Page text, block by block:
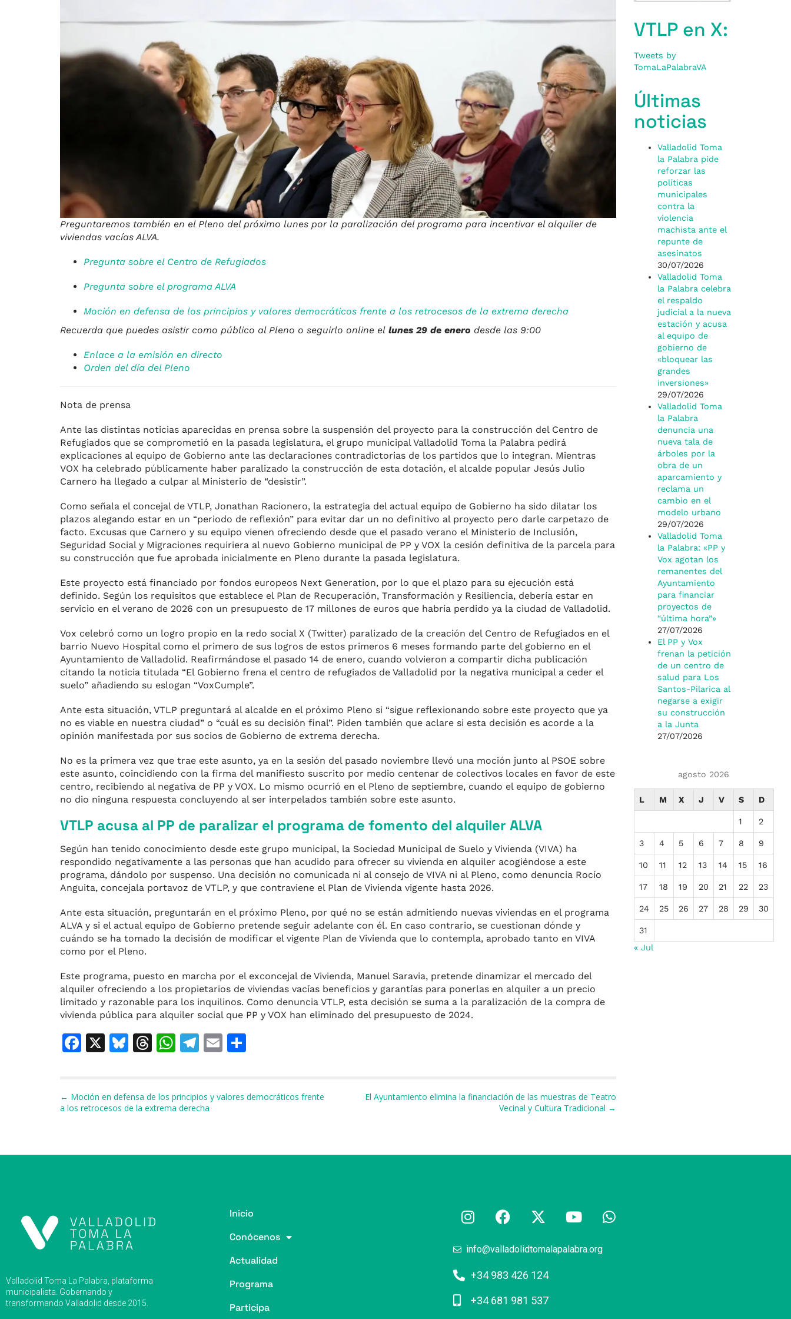
Preguntaremos también en el Pleno del próximo lunes por la paralización del programa para incentivar el alquiler de
viviendas vacías ALVA.
Pregunta sobre el Centro de Refugiados
Pregunta sobre el programa ALVA
Moción en defensa de los principios y valores democráticos frente a los retrocesos de la extrema derecha
Recuerda que puedes asistir como público al Pleno o seguirlo online el lunes 29 de enero desde las 9:00
Enlace a la emisión en directo
Orden del día del Pleno
Nota de prensa
Ante las distintas noticias aparecidas en prensa sobre la suspensión del proyecto para la construcción del Centro de
Refugiados que se comprometió en la pasada legislatura, el grupo municipal Valladolid Toma la Palabra pedirá
explicaciones al equipo de Gobierno ante las declaraciones contradictorias de los partidos que lo integran. Mientras
VOX ha celebrado públicamente haber paralizado la construcción de esta dotación, el alcalde popular Jesús Julio
Carnero ha llegado a culpar al Ministerio de “desistir”.
Como señala el concejal de VTLP, Jonathan Racionero, la estrategia del actual equipo de Gobierno ha sido dilatar los
plazos alegando estar en un “periodo de reflexión” para evitar dar un no definitivo al proyecto pero darle carpetazo de
facto. Excusas que Carnero y su equipo vienen ofreciendo desde que el pasado verano el Ministerio de Inclusión,
Seguridad Social y Migraciones requiriera al nuevo Gobierno municipal de PP y VOX la cesión definitiva de la parcela para
su construcción que fue aprobada inicialmente en Pleno durante la pasada legislatura.
Este proyecto está financiado por fondos europeos Next Generation, por lo que el plazo para su ejecución está
definido. Según los requisitos que establece el Plan de Recuperación, Transformación y Resiliencia, debería estar en
servicio en el verano de 2026 con un presupuesto de 17 millones de euros que habría perdido ya la ciudad de Valladolid.
Vox celebró como un logro propio en la redo social X (Twitter) paralizado de la creación del Centro de Refugiados en el
barrio Nuevo Hospital como el primero de sus logros de estos primeros 6 meses formando parte del gobierno en el
Ayuntamiento de Valladolid. Reafirmándose el pasado 14 de enero, cuando volvieron a compartir dicha publicación
citando la noticia titulada “El Gobierno frena el centro de refugiados de Valladolid por la negativa municipal a ceder el
suelo” añadiendo su eslogan “VoxCumple”.
Ante esta situación, VTLP preguntará al alcalde en el próximo Pleno si “sigue reflexionando sobre este proyecto que ya
no es viable en nuestra ciudad” o “cuál es su decisión final”. Piden también que aclare si esta decisión es acorde a la
opinión manifestada por sus socios de Gobierno de extrema derecha.
No es la primera vez que trae este asunto, ya en la sesión del pasado noviembre llevó una moción junto al PSOE sobre
este asunto, coincidiendo con la firma del manifiesto suscrito por medio centenar de colectivos locales en favor de este
centro, recibiendo al negativa de PP y VOX. Lo mismo ocurrió en el Pleno de septiembre, cuando el equipo de gobierno
no dio ninguna respuesta concluyendo al ser interpelados también sobre este asunto.
VTLP acusa al PP de paralizar el programa de fomento del alquiler ALVA
Según han tenido conocimiento desde este grupo municipal, la Sociedad Municipal de Suelo y Vivienda (VIVA) ha
respondido negativamente a las personas que han acudido para ofrecer su vivienda en alquiler acogiéndose a este
programa, dándolo por suspenso. Una decisión no comunicada ni al consejo de VIVA ni al Pleno, como denuncia Rocío
Anguita, concejala portavoz de VTLP, y que contraviene el Plan de Vivienda vigente hasta 2026.
Ante esta situación, preguntarán en el próximo Pleno, por qué no se están admitiendo nuevas viviendas en el programa
ALVA y si el actual equipo de Gobierno pretende seguir adelante con él. En caso contrario, se cuestionan dónde y
cuándo se ha tomado la decisión de modificar el vigente Plan de Vivienda que lo contempla, aprobado tanto en VIVA
como por el Pleno.
Este programa, puesto en marcha por el exconcejal de Vivienda, Manuel Saravia, pretende dinamizar el mercado del
alquiler ofreciendo a los propietarios de viviendas vacías beneficios y garantías para ponerlas en alquiler a un precio
limitado y razonable para los inquilinos. Como denuncia VTLP, esta decisión se suma a la paralización de la compra de
vivienda pública para alquiler social que PP y VOX han eliminado del presupuesto de 2024.
F
e
b
o
X
Bl
s
k
T
a
d
W
s
A
p
T
gr
a
E
l
p
r
Navegación de entradas
← Moción en defensa de los principios y valores democráticos frente
a los retrocesos de la extrema derecha
El Ayuntamiento elimina la financiación de las muestras de Teatro
Vecinal y Cultura Tradicional →
VTLP en X:
Tweets by
TomaLaPalabraVA
Últimas
noticias
Valladolid Toma
la Palabra pide
reforzar las
políticas
municipales
contra la
violencia
machista ante el
repunte de
asesinatos
30/07/2026
Valladolid Toma
la Palabra celebra
el respaldo
judicial a la nueva
estación y acusa
al equipo de
gobierno de
«bloquear las
grandes
inversiones»
29/07/2026
Valladolid Toma
la Palabra
denuncia una
nueva tala de
árboles por la
obra de un
aparcamiento y
reclama un
cambio en el
modelo urbano
29/07/2026
Valladolid Toma
la Palabra: «PP y
Vox agotan los
remanentes del
Ayuntamiento
para financiar
proyectos de
“última hora”»
27/07/2026
El PP y Vox
frenan la petición
de un centro de
salud para Los
Santos-Pilarica al
negarse a exigir
su construcción
a la Junta
27/07/2026
agosto 2026
L M X J V S D
1 2
3 4 5 6 7 8 9
10 11 12 13 14 15 16
17 18 19 20 21 22 23
24 25 26 27 28 29 30
31
« Jul
Valladolid Toma La Palabra, plataforma
municipalista. Gobernando y
transformando Valladolid desde 2015.
Inicio
Conócenos
Actualidad
Programa
Participa
info@valladolidtomalapalabra.org
+34 983 426 124
+34 681 981 537